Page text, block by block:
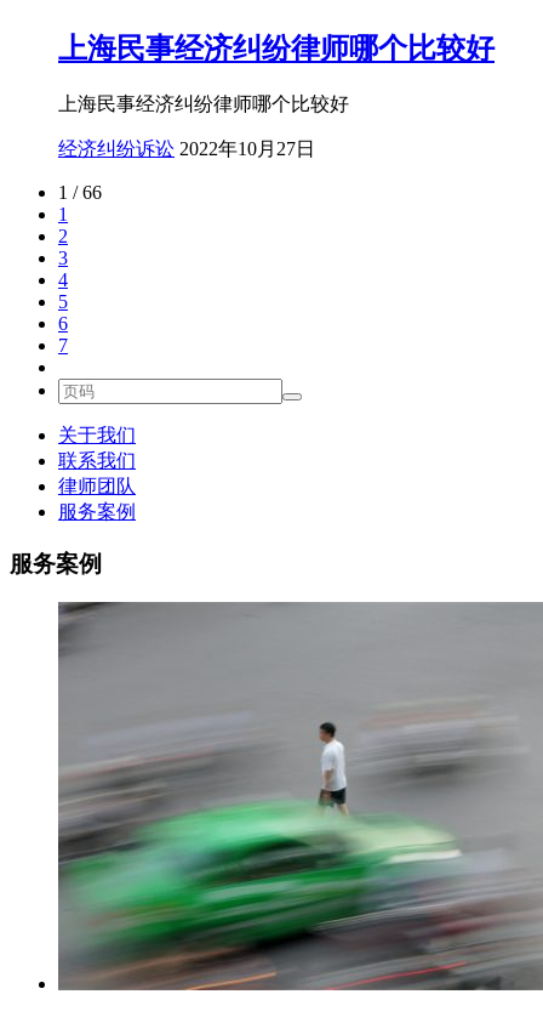
上海民事经济纠纷律师哪个比较好
上海民事经济纠纷律师哪个比较好
经济纠纷诉讼 2022年10月27日
1 / 66
1
2
3
4
5
6
7
关于我们
联系我们
律师团队
服务案例
服务案例